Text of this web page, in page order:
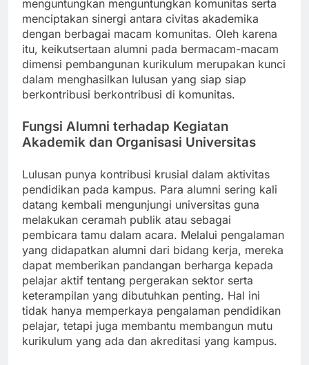
menguntungkan menguntungkan komunitas serta
menciptakan sinergi antara civitas akademika
dengan berbagai macam komunitas. Oleh karena
itu, keikutsertaan alumni pada bermacam-macam
dimensi pembangunan kurikulum merupakan kunci
dalam menghasilkan lulusan yang siap siap
berkontribusi berkontribusi di komunitas.
Fungsi Alumni terhadap Kegiatan
Akademik dan Organisasi Universitas
Lulusan punya kontribusi krusial dalam aktivitas
pendidikan pada kampus. Para alumni sering kali
datang kembali mengunjungi universitas guna
melakukan ceramah publik atau sebagai
pembicara tamu dalam acara. Melalui pengalaman
yang didapatkan alumni dari bidang kerja, mereka
dapat memberikan pandangan berharga kepada
pelajar aktif tentang pergerakan sektor serta
keterampilan yang dibutuhkan penting. Hal ini
tidak hanya memperkaya pengalaman pendidikan
pelajar, tetapi juga membantu membangun mutu
kurikulum yang ada dan akreditasi yang kampus.